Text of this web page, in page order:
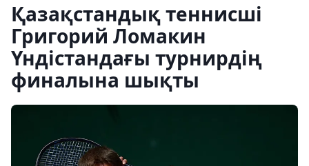
Қазақстандық теннисші
Григорий Ломакин
Үндістандағы турнирдің
финалына шықты